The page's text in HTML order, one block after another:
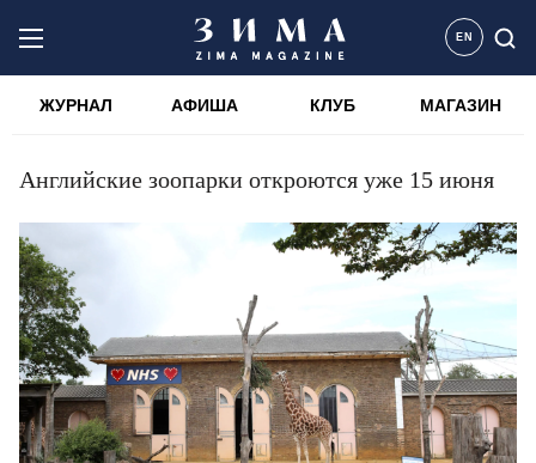
EN
ЖУРНАЛ АФИША КЛУБ МАГАЗИН
Английские зоопарки откроются уже 15 июня